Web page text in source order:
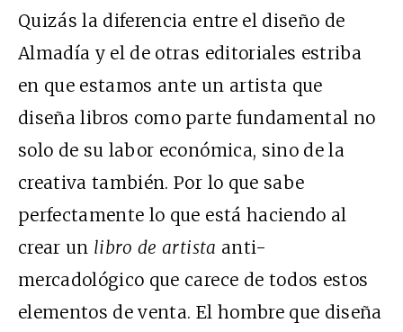
Quizás la diferencia entre el diseño de
Almadía y el de otras editoriales estriba
en que estamos ante un artista que
diseña libros como parte fundamental no
solo de su labor económica, sino de la
creativa también. Por lo que sabe
perfectamente lo que está haciendo al
crear un libro de artista anti-
mercadológico que carece de todos estos
elementos de venta. El hombre que diseña